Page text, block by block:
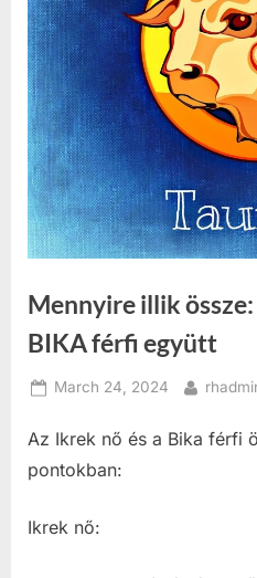
Mennyire illik össze:
BIKA férfi együtt
Posted
March 24, 2024 By
Az Ikrek nő és a Bika férfi
pontokban:
Ikrek nő: